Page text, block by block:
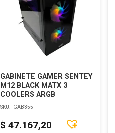
GABINETE GAMER SENTEY
M12 BLACK MATX 3
COOLERS ARGB
SKU: GAB355
$ 47.167,20